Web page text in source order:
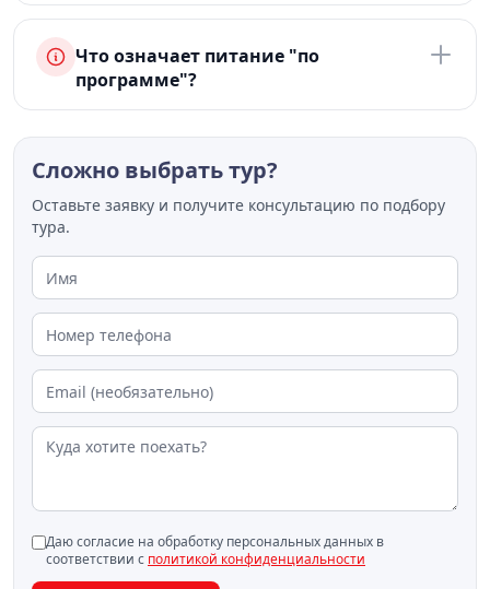
Что означает питание "по
программе"?
Сложно выбрать тур?
Оставьте заявку и получите консультацию по подбору
тура.
Даю согласие на обработку персональных данных в
соответствии с политикой конфиденциальности